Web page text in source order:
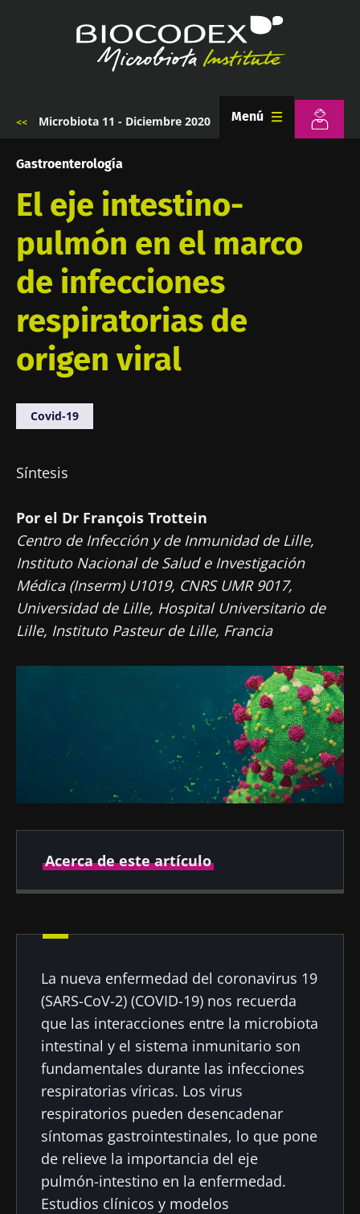
de
a
la
navegación
Microbiota 11 - Diciembre 2020 Menú
Gastroenterología
El eje intestino-
pulmón en el marco
de infecciones
respiratorias de
origen viral
Covid-19
Síntesis
Por el Dr François Trottein
Centro de Infección y de Inmunidad de Lille,
Instituto Nacional de Salud e Investigación
Médica (Inserm) U1019, CNRS UMR 9017,
Universidad de Lille, Hospital Universitario de
Lille, Instituto Pasteur de Lille, Francia
Acerca de este artículo
publicación
actualización
La nueva enfermedad del coronavirus 19
(SARS-CoV-2) (COVID-19) nos recuerda
que las interacciones entre la microbiota
intestinal y el sistema inmunitario son
fundamentales durante las infecciones
respiratorias víricas. Los virus
respiratorios pueden desencadenar
síntomas gastrointestinales, lo que pone
de relieve la importancia del eje
pulmón-intestino en la enfermedad.
Estudios clínicos y modelos